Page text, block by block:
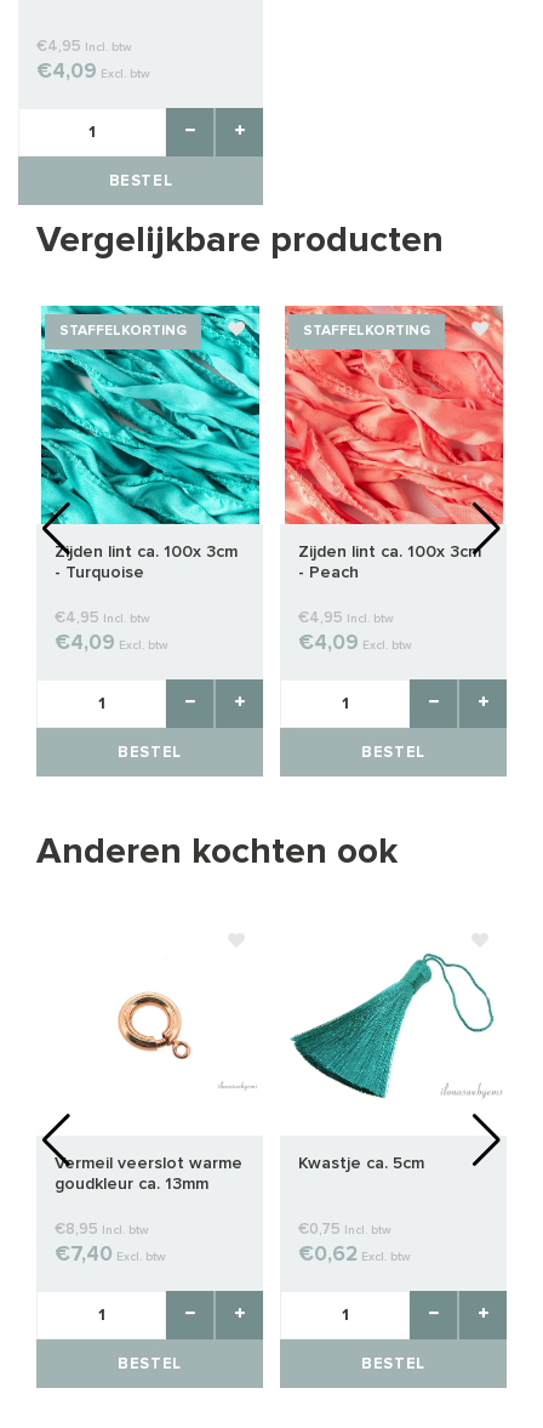
€4,95 Incl. btw
€4,09 Excl. btw
BESTEL
Vergelijkbare producten
STAFFELKORTING
Zijden lint ca. 100x 3cm
- Turquoise
€4,95 Incl. btw
€4,09 Excl. btw
BESTEL
STAFFELKORTING
Zijden lint ca. 100x 3cm
- Peach
€4,95 Incl. btw
€4,09 Excl. btw
BESTEL
Anderen kochten ook
Vermeil veerslot warme
goudkleur ca. 13mm
€8,95 Incl. btw
€7,40 Excl. btw
BESTEL
Kwastje ca. 5cm
€0,75 Incl. btw
€0,62 Excl. btw
BESTEL